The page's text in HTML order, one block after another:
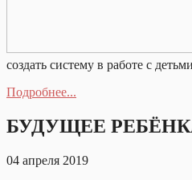
создать систему в работе с
Подробнее...
БУДУЩЕЕ
04 апреля 2019